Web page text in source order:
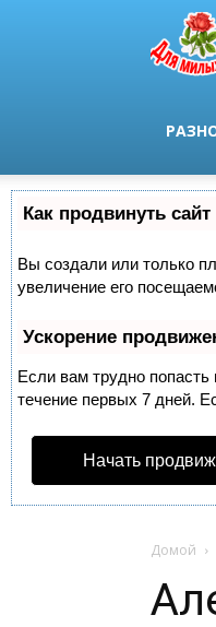
Как продвинуть
Вы создали или только
увеличение его
Ускорение
Если вам трудно попасть
течение первых 7 дней.
Начать
Домой